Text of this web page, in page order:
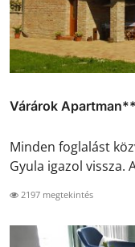
Várárok
Minden foglalást
Gyula igazol vissza.
2197 megtekintés